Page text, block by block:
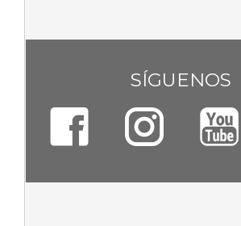
SÍGUENOS